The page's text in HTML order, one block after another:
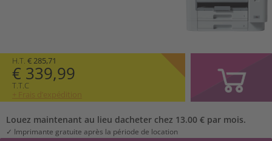
H.T. € 285,71
€ 339,99
T.T.C
+ Frais d’expédition
Louez maintenant au lieu dacheter chez 13.00 € par mois.
✓ Imprimante gratuite après la période de location